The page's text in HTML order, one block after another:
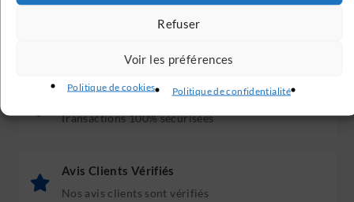
Refuser
Voir les préférences
Politique de cookies Politique de confidentialité
Livraison Gratuite
Paiement Sécurisé
Transactions 100% sécurisées
Avis Clients Vérifiés
Nos avis clients sont vérifiés